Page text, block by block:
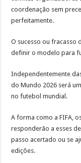
coordenação sem
perfeitamente.
O sucesso ou fracasso
definir o modelo para
Independentemente
do Mundo 2026 será
no futebol mundial.
A forma como a FIFA,
responderão a esses
passo acertado ou se
edições.